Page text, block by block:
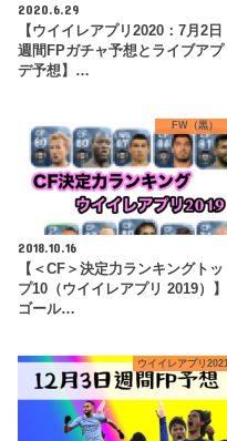
2020.6.29
【ウイイレアプリ2020：7月2日
週間FPガチャ予想とライブアプ
デ予想】…
FW（黒）
2018.10.16
【＜CF＞決定力ランキングトッ
プ10（ウイイレアプリ 2019）】
ゴール…
ウイイレアプリ2021